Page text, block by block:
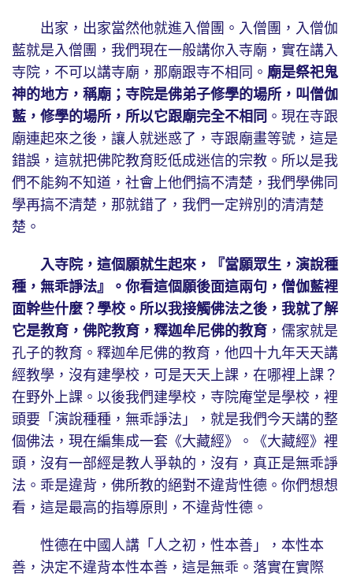
出家，出家當然他就進入僧團。入僧團，入僧伽
藍就是入僧團，我們現在一般講你入寺廟，實在講入
寺院，不可以講寺廟，那廟跟寺不相同。 廟是祭祀鬼
神的地方，稱廟；寺院是佛弟子修學的場所，叫僧伽
藍，修學的場所，所以它跟廟完全不相同 。現在寺跟
廟連起來之後，讓人就迷惑了，寺跟廟畫等號，這是
錯誤，這就把佛陀教育貶低成迷信的宗教。所以是我
們不能夠不知道，社會上他們搞不清楚，我們學佛同
學再搞不清楚，那就錯了，我們一定辨別的清清楚
楚。
入寺院，這個願就生起來，『當願眾生，演說種
種，無乖諍法』。你看這個願後面這兩句，僧伽藍裡
面幹些什麼？學校。所以我接觸佛法之後，我就了解
它是教育，佛陀教育，釋迦牟尼佛的教育 ，儒家就是
孔子的教育。釋迦牟尼佛的教育，他四十九年天天講
經教學，沒有建學校，可是天天上課，在哪裡上課？
在野外上課。以後我們建學校，寺院庵堂是學校，裡
頭要「演說種種，無乖諍法」，就是我們今天講的整
個佛法，現在編集成一套《大藏經》。《大藏經》裡
頭，沒有一部經是教人爭執的，沒有，真正是無乖諍
法。乖是違背，佛所教的絕對不違背性德。你們想想
看，這是最高的指導原則，不違背性德。
性德在中國人講「人之初，性本善」，本性本
善，決定不違背本性本善，這是無乖。落實在實際